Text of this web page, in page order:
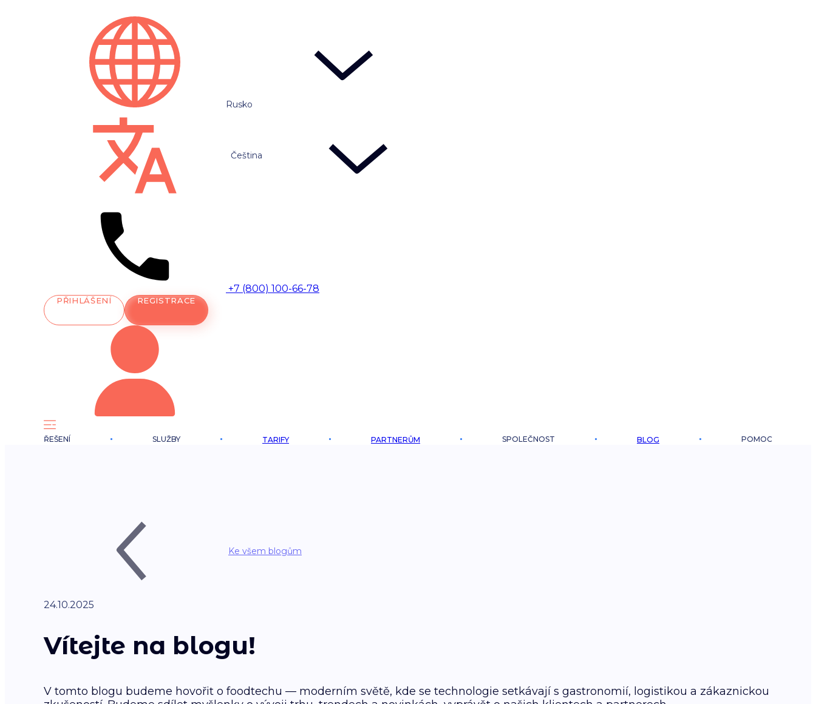
Rusko
Čeština
+7 (800) 100-66-78
PŘIHLÁŠENÍ REGISTRACE
ŘEŠENÍ SLUŽBY TARIFY PARTNERŮM SPOLEČNOST BLOG POMOC
Ke všem blogům
24.10.2025
Vítejte na blogu!
V tomto blogu budeme hovořit o foodtechu — moderním světě, kde se technologie setkávají s gastronomií, logistikou a zákaznickou